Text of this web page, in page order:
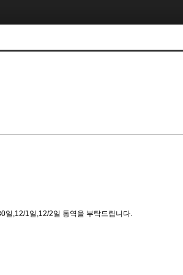
,12/1일,12/2일 통역을 부탁드립니다.